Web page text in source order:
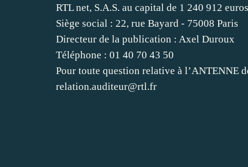
RTL net, S.A.S. au capital de 1 240 912
Siège social : 22, rue Bayard - 75008 Paris
Directeur de la publication : Axel Duroux
Téléphone : 01 40 70 43 50
Pour toute question relative à l’ANTENNE
relation.auditeur@rtl.fr